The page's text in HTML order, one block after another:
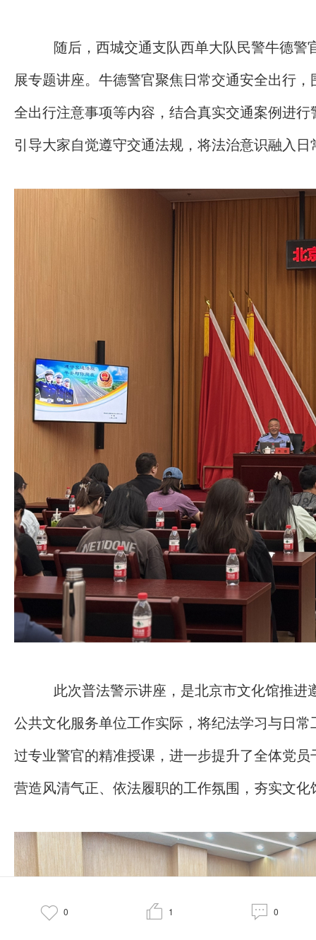
随后，西城交通支队西单大队民警牛德
展专题讲座。牛德警官聚焦日常交通安全出行
全出行注意事项等内容，结合真实交通案例进
引导大家自觉遵守交通法规，将法治意识融入
此次普法警示讲座，是北京市文化馆推
公共文化服务单位工作实际，将纪法学习与日
过专业警官的精准授课，进一步提升了全体党
营造风清气正、依法履职的工作氛围，夯实文
 0  1  0